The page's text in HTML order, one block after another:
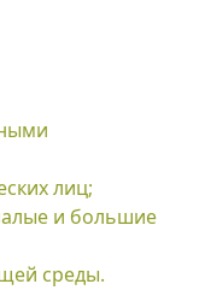
лиц;
и большие
среды.